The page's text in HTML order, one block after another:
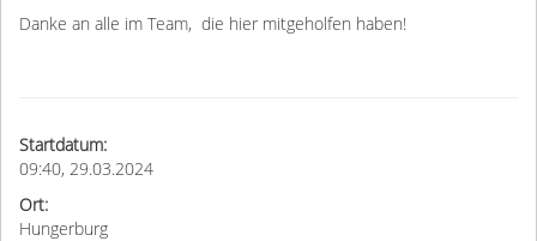
Danke an alle im Team, die hier mitgeholfen haben!
Startdatum:
09:40, 29.03.2024
Ort:
Hungerburg